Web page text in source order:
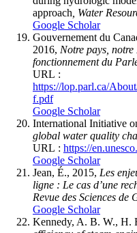
approach , Water
Google Scholar
Gouvernement du
2016, Notre pays,
fonctionnement du
URL :
https://lop.parl.ca/
f.pdf
Google Scholar
International Initiative
global water quality
URL : https://
Google Scholar
Jean, É., 2015, Les
ligne : Le cas d’une
Revue des Sciences de
Google Scholar
Kennedy, A. B. W., H.